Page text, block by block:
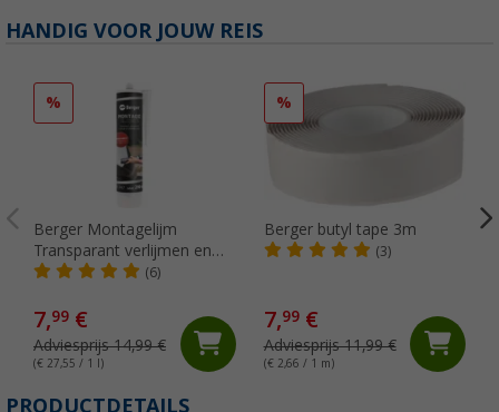
HANDIG VOOR JOUW REIS
%
Berger Montagelijm
Transparant verlijmen en
afdichten
(6)
7,99 €
Adviesprijs 14,99 €
(€ 27,55 / 1 l)
%
Berger butyl tape 3m
(3)
7,99€
Adviesprijs 11,99 €
(€ 2,66 / 1 m)
PRODUCTDETAILS